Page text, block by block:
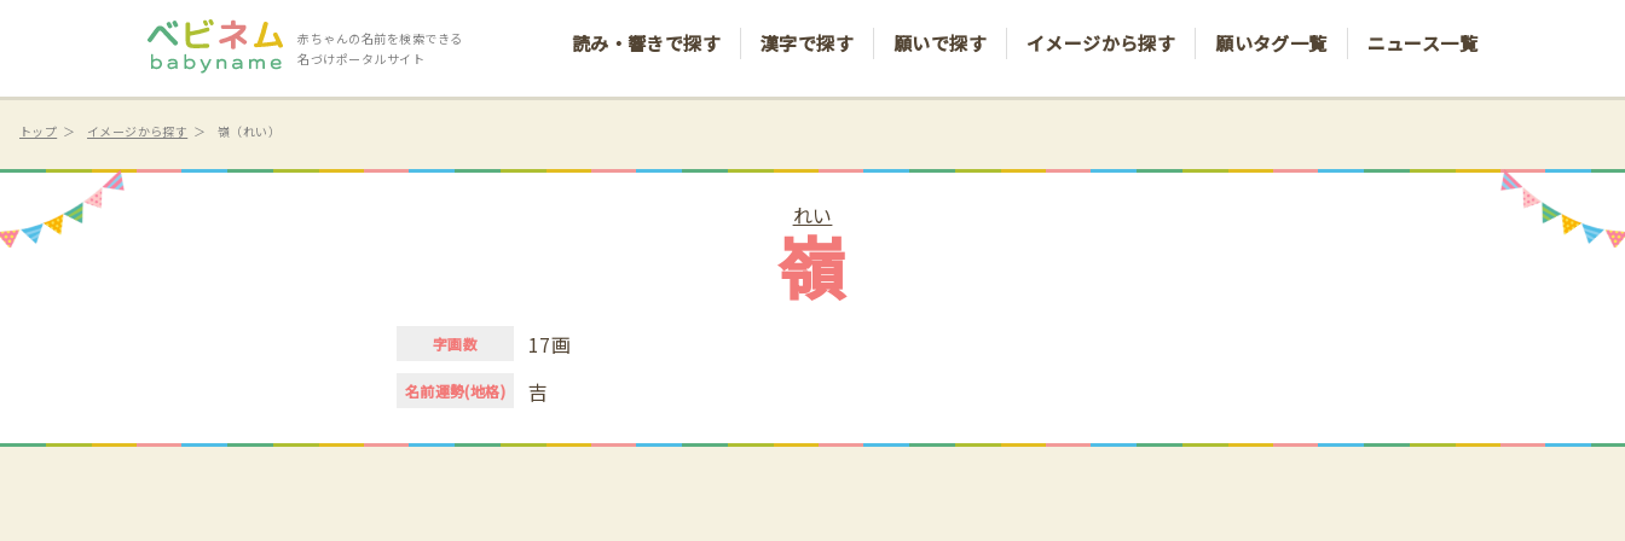
赤ちゃんの名前を検索できる
名づけポータルサイト
読み・響きで探す 漢字で探す 願いで探す イメージから探す 願いタグ一覧 ニュース一覧
トップ イメージから探す 嶺（れい）
れい
嶺
字画数 17画
名前運勢(地格) 吉